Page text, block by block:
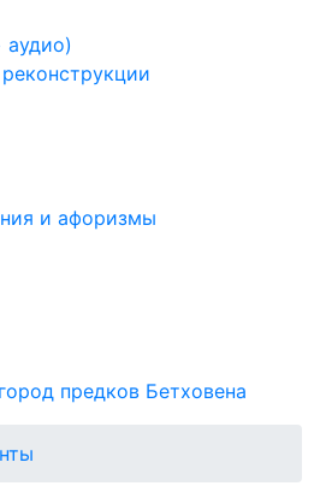
аудио)
и афоризмы
предков Бетховена